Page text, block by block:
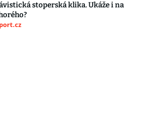
stoperská klika. Ukáže i na